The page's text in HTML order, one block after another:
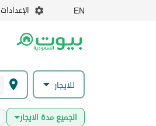
EN الإعدادات
للايجار
الجميع مدة الايجار